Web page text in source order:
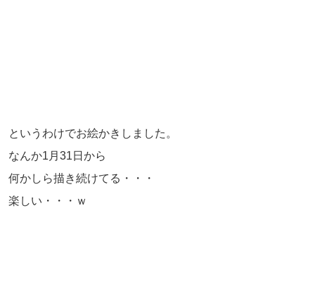
というわけでお絵かきしました。
なんか1月31日から
何かしら描き続けてる・・・
楽しい・・・ｗ